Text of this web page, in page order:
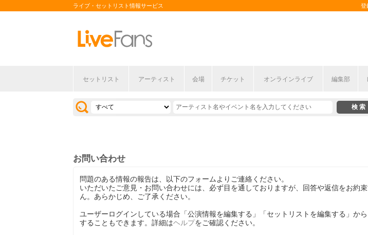
ライブ・セットリスト情報サービス 登
セットリスト アーティスト 会場 チケット オンラインライブ 編集部
お問い合わせ
問題のある情報の報告は、以下のフォームよりご連絡ください。
いただいたご意見・お問い合わせには、必ず目を通しておりますが、回答や返信をお約
ん。あらかじめ、ご了承ください。
ユーザーログインしている場合「公演情報を編集する」「セットリストを編集する」か
することもできます。詳細はヘルプをご確認ください。